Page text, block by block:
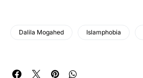
Dalila Mogahed Islamphobia